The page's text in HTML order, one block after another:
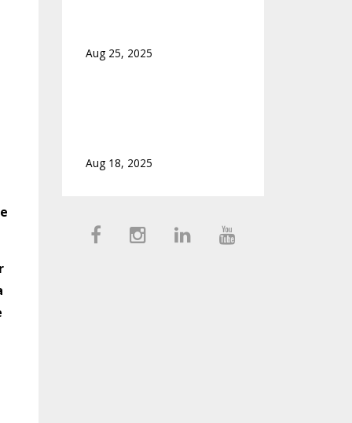
Aug 25, 2025
Aug 18, 2025